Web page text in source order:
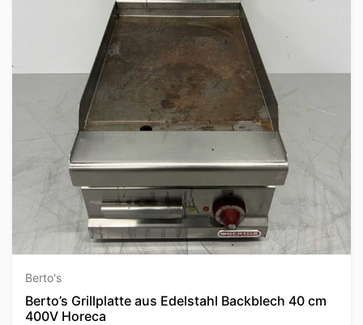
Berto's
Berto’s Grillplatte aus Edelstahl Backblech 40 cm
400V Horeca